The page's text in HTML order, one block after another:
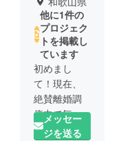
他に1件の
プロジェク
トを掲載し
ています
初めまし
て！現在、
絶賛離婚調
停中で毎日
心が大乱闘
メッセー
ジを送る